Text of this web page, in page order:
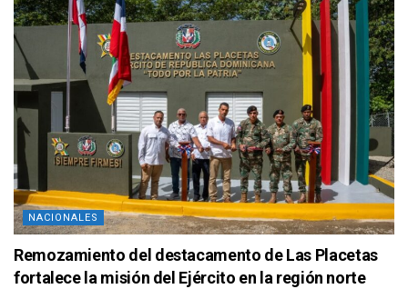
NACIONALES
Remozamiento del destacamento de Las Placetas
fortalece la misión del Ejército en la región norte